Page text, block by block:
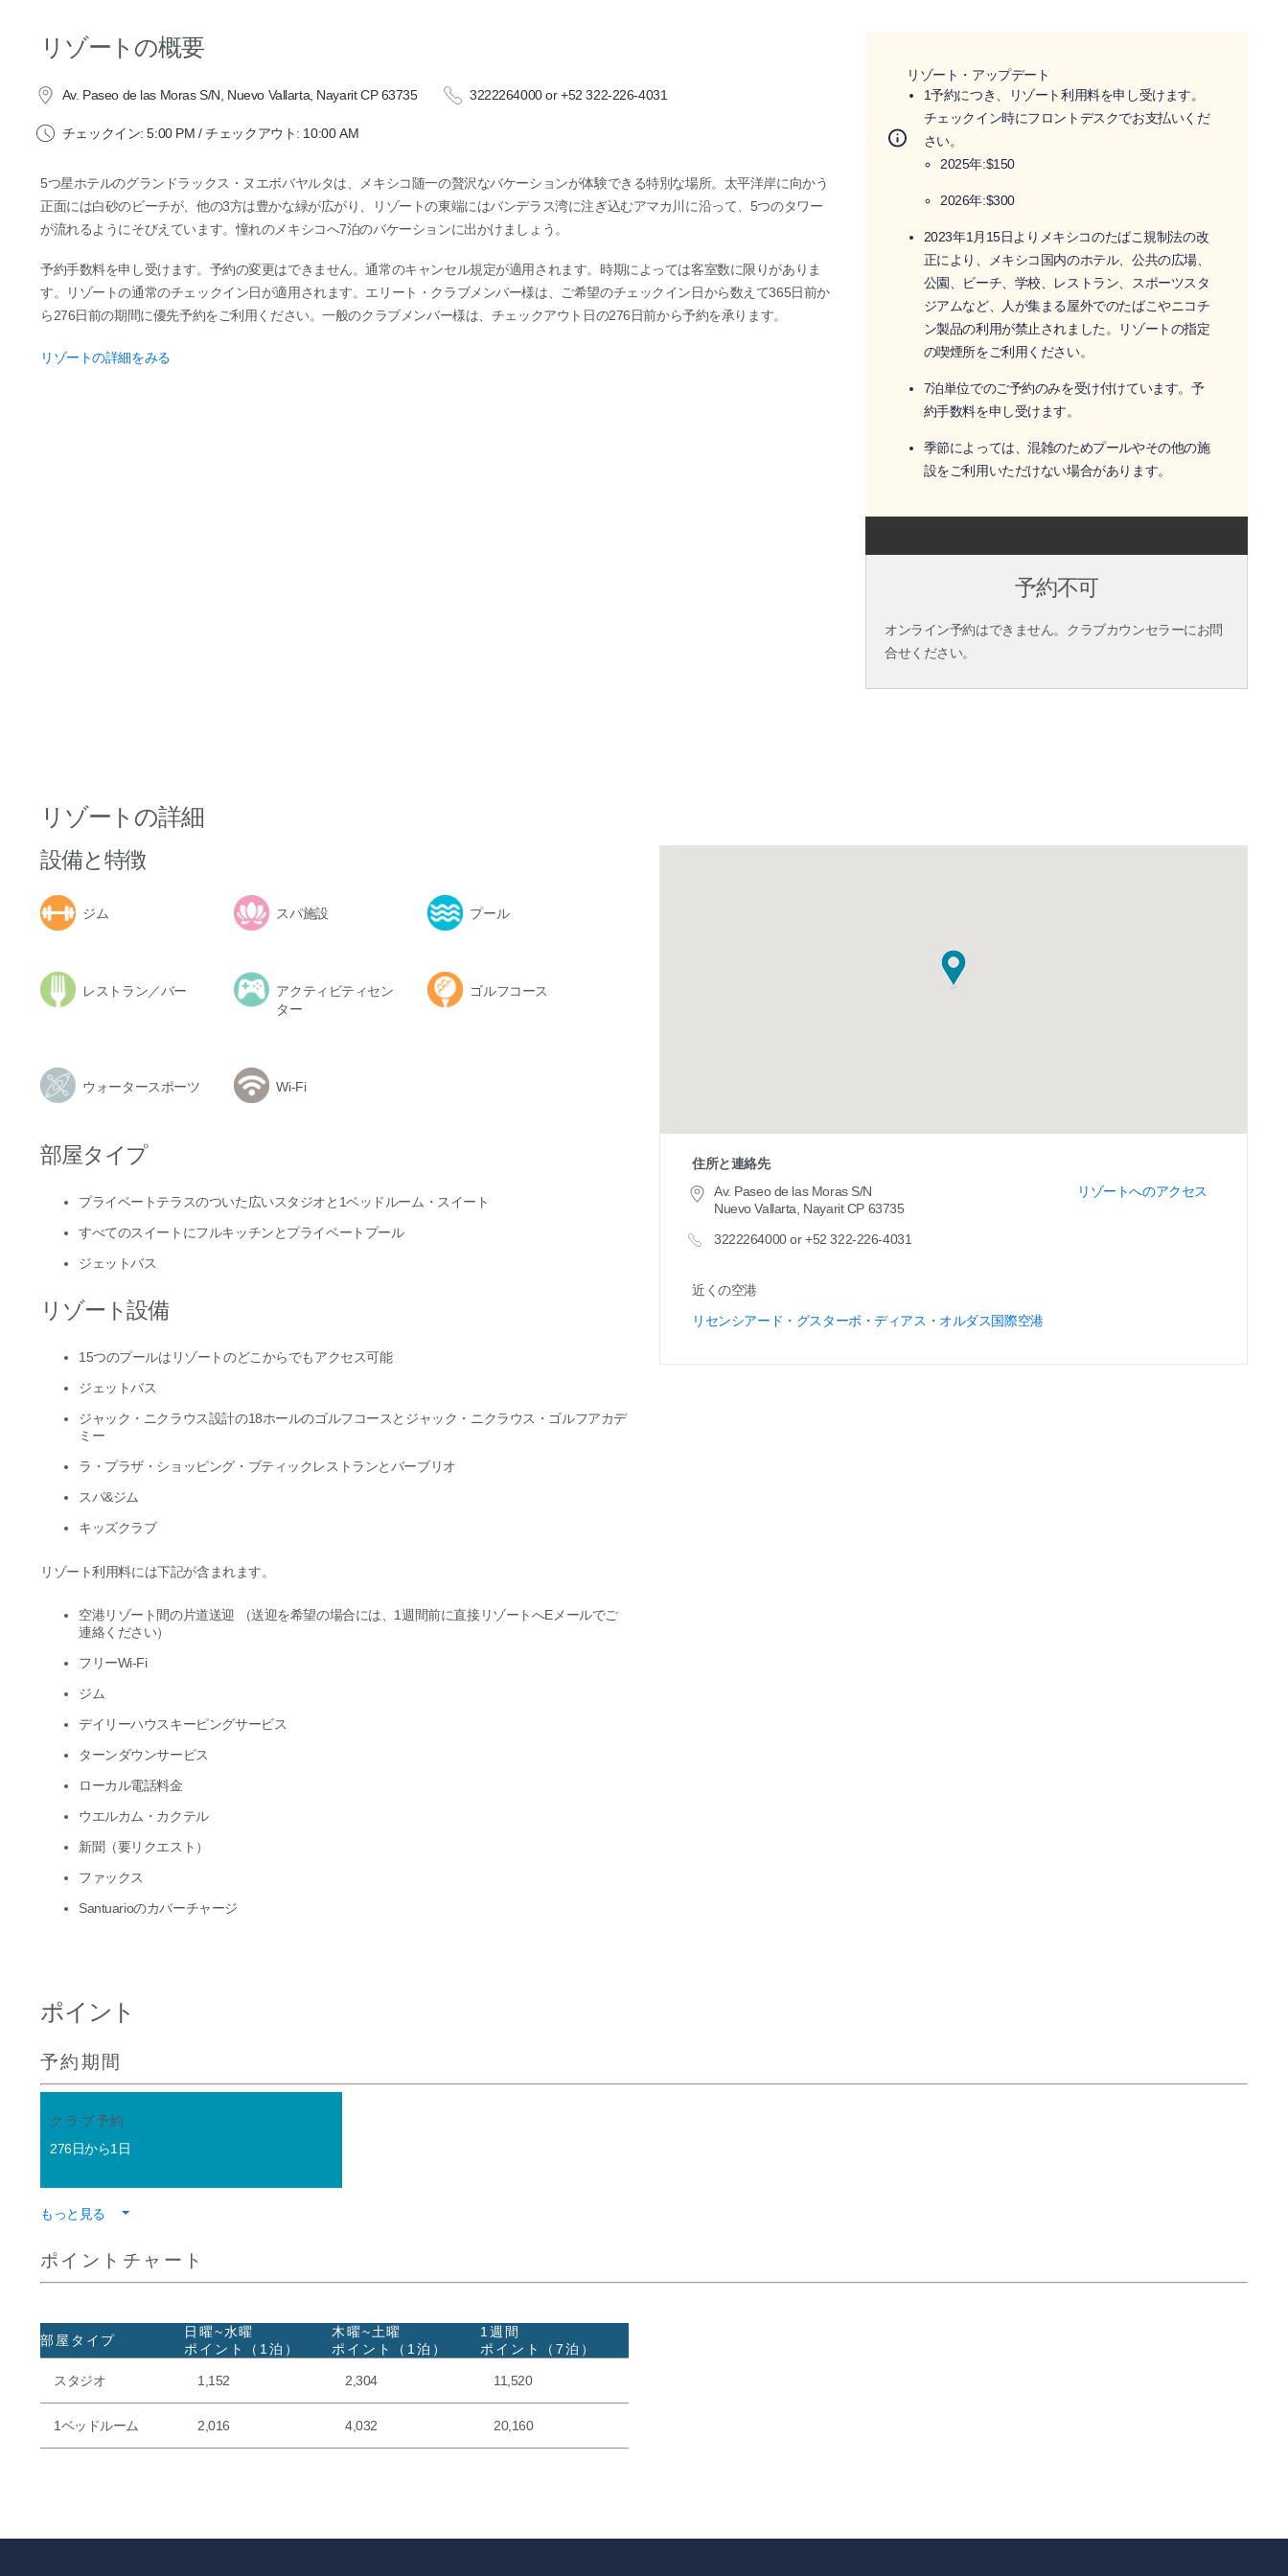
リゾートの概要
Av. Paseo de las Moras S/N, Nuevo Vallarta, Nayarit CP 63735 3222264000 or +52 322-226-4031
チェックイン: 5:00 PM / チェックアウト: 10:00 AM
5つ星ホテルのグランドラックス・ヌエボバヤルタは、メキシコ随一の贅沢なバケーションが体験できる特別な場所。太平洋岸に向かう
正面には白砂のビーチが、他の3方は豊かな緑が広がり、リゾートの東端にはバンデラス湾に注ぎ込むアマカ川に沿って、5つのタワー
が流れるようにそびえています。憧れのメキシコへ7泊のバケーションに出かけましょう。
予約手数料を申し受けます。予約の変更はできません。通常のキャンセル規定が適用されます。時期によっては客室数に限りがありま
す。リゾートの通常のチェックイン日が適用されます。エリート・クラブメンバー様は、ご希望のチェックイン日から数えて365日前か
ら276日前の期間に優先予約をご利用ください。一般のクラブメンバー様は、チェックアウト日の276日前から予約を承ります。
リゾートの詳細をみる
リゾート・アップデート
1予約につき、リゾート利用料を申し受けます。
チェックイン時にフロントデスクでお支払いくだ
さい。
2025年:$150
2026年:$300
2023年1月15日よりメキシコのたばこ規制法の改
正により、メキシコ国内のホテル、公共の広場、
公園、ビーチ、学校、レストラン、スポーツスタ
ジアムなど、人が集まる屋外でのたばこやニコチ
ン製品の利用が禁止されました。リゾートの指定
の喫煙所をご利用ください。
7泊単位でのご予約のみを受け付けています。予
約手数料を申し受けます。
季節によっては、混雑のためプールやその他の施
設をご利用いただけない場合があります。
予約不可
オンライン予約はできません。クラブカウンセラーにお問
合せください。
リゾートの詳細
設備と特徴
ジム スパ施設 プール
レストラン／バー
アクティビティセン
ター
ゴルフコース
ウォータースポーツ Wi-Fi
部屋タイプ
プライベートテラスのついた広いスタジオと1ベッドルーム・スイート
すべてのスイートにフルキッチンとプライベートプール
ジェットバス
リゾート設備
15つのプールはリゾートのどこからでもアクセス可能
ジェットバス
ジャック・ニクラウス設計の18ホールのゴルフコースとジャック・ニクラウス・ゴルフアカデ
ミー
ラ・プラザ・ショッピング・ブティックレストランとバーブリオ
スパ&ジム
キッズクラブ
リゾート利用料には下記が含まれます。
空港リゾート間の片道送迎 （送迎を希望の場合には、1週間前に直接リゾートへEメールでご
連絡ください）
フリーWi-Fi
ジム
デイリーハウスキーピングサービス
ターンダウンサービス
ローカル電話料金
ウエルカム・カクテル
新聞（要リクエスト）
ファックス
Santuarioのカバーチャージ
住所と連絡先
リゾートへのアクセス
Av. Paseo de las Moras S/N
Nuevo Vallarta, Nayarit CP 63735
3222264000 or +52 322-226-4031
近くの空港
リセンシアード・グスターボ・ディアス・オルダス国際空港
ポイント
予約期間
クラブ予約
276日から1日
もっと見る
ポイントチャート
部屋タイプ
日曜~水曜
ポイント（1泊）
木曜~土曜
ポイント（1泊）
1週間
ポイント（7泊）
スタジオ 1,152 2,304 11,520
1ベッドルーム 2,016 4,032 20,160